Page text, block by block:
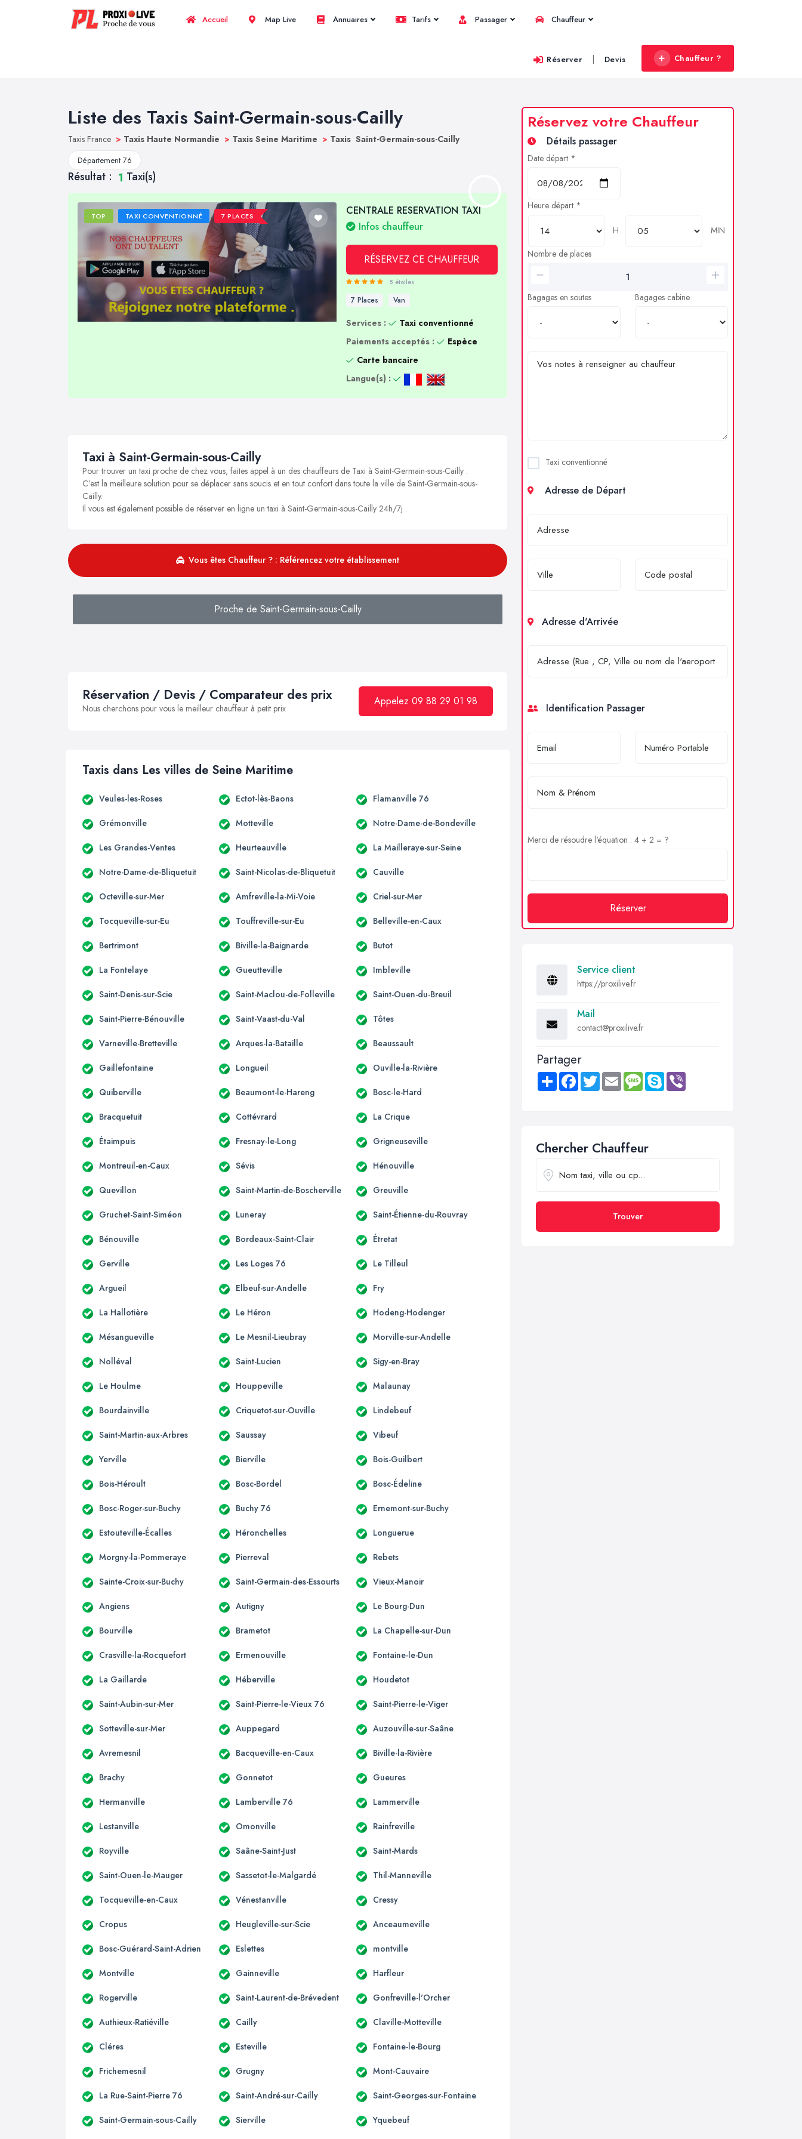
Accueil Map Live Annuaires Tarifs Passager Chauffeur
Réserver | Devis Chauffeur ?
Liste des Taxis Saint-Germain-sous-Cailly
Taxis France > Taxis Haute Normandie > Taxis Seine Maritime > Taxis Saint-Germain-sous-Cailly
Département 76
Résultat : 1 Taxi(s)
TOP TAXI CONVENTIONNÉ 7 PLACES
CENTRALE RESERVATION TAXI
Infos chauffeur
RÉSERVEZ CE CHAUFFEUR
5 étoiles
7 Places Van
Services :
Taxi conventionné
Paiements acceptés :
Espèce
Carte bancaire
Langue(s) :
Taxi à Saint-Germain-sous-Cailly
Pour trouver un taxi proche de chez vous, faites appel à un des chauffeurs de Taxi à Saint-Germain-sous-Cailly .
C’est la meilleure solution pour se déplacer sans soucis et en tout confort dans toute la ville de Saint-Germain-sous-
Cailly.
Il vous est également possible de réserver en ligne un taxi à Saint-Germain-sous-Cailly 24h/7j .
Vous êtes Chauffeur ? : Référencez votre établissement
Proche de Saint-Germain-sous-Cailly
Réservation / Devis / Comparateur des prix
Nous cherchons pour vous le meilleur chauffeur à petit prix
Appelez 09 88 29 01 98
Taxis dans Les villes de Seine Maritime
Veules-les-Roses Ectot-lès-Baons Flamanville 76
Grémonville Motteville Notre-Dame-de-Bondeville
Les Grandes-Ventes Heurteauville La Mailleraye-sur-Seine
Notre-Dame-de-Bliquetuit Saint-Nicolas-de-Bliquetuit Cauville
Octeville-sur-Mer Amfreville-la-Mi-Voie Criel-sur-Mer
Tocqueville-sur-Eu Touffreville-sur-Eu Belleville-en-Caux
Bertrimont Biville-la-Baignarde Butot
La Fontelaye Gueutteville Imbleville
Saint-Denis-sur-Scie Saint-Maclou-de-Folleville Saint-Ouen-du-Breuil
Saint-Pierre-Bénouville Saint-Vaast-du-Val Tôtes
Varneville-Bretteville Arques-la-Bataille Beaussault
Gaillefontaine Longueil Ouville-la-Rivière
Quiberville Beaumont-le-Hareng Bosc-le-Hard
Bracquetuit Cottévrard La Crique
Étaimpuis Fresnay-le-Long Grigneuseville
Montreuil-en-Caux Sévis Hénouville
Quevillon Saint-Martin-de-Boscherville Greuville
Gruchet-Saint-Siméon Luneray Saint-Étienne-du-Rouvray
Bénouville Bordeaux-Saint-Clair Étretat
Gerville Les Loges 76 Le Tilleul
Argueil Elbeuf-sur-Andelle Fry
La Hallotière Le Héron Hodeng-Hodenger
Mésangueville Le Mesnil-Lieubray Morville-sur-Andelle
Nolléval Saint-Lucien Sigy-en-Bray
Le Houlme Houppeville Malaunay
Bourdainville Criquetot-sur-Ouville Lindebeuf
Saint-Martin-aux-Arbres Saussay Vibeuf
Yerville Bierville Bois-Guilbert
Bois-Héroult Bosc-Bordel Bosc-Édeline
Bosc-Roger-sur-Buchy Buchy 76 Ernemont-sur-Buchy
Estouteville-Écalles Héronchelles Longuerue
Morgny-la-Pommeraye Pierreval Rebets
Sainte-Croix-sur-Buchy Saint-Germain-des-Essourts Vieux-Manoir
Angiens Autigny Le Bourg-Dun
Bourville Brametot La Chapelle-sur-Dun
Crasville-la-Rocquefort Ermenouville Fontaine-le-Dun
La Gaillarde Héberville Houdetot
Saint-Aubin-sur-Mer Saint-Pierre-le-Vieux 76 Saint-Pierre-le-Viger
Sotteville-sur-Mer Auppegard Auzouville-sur-Saâne
Avremesnil Bacqueville-en-Caux Biville-la-Rivière
Brachy Gonnetot Gueures
Hermanville Lamberville 76 Lammerville
Lestanville Omonville Rainfreville
Royville Saâne-Saint-Just Saint-Mards
Saint-Ouen-le-Mauger Sassetot-le-Malgardé Thil-Manneville
Tocqueville-en-Caux Vénestanville Cressy
Cropus Heugleville-sur-Scie Anceaumeville
Bosc-Guérard-Saint-Adrien Eslettes montville
Montville Gainneville Harfleur
Rogerville Saint-Laurent-de-Brévedent Gonfreville-l'Orcher
Authieux-Ratiéville Cailly Claville-Motteville
Cléres Esteville Fontaine-le-Bourg
Frichemesnil Grugny Mont-Cauvaire
La Rue-Saint-Pierre 76 Saint-André-sur-Cailly Saint-Georges-sur-Fontaine
Saint-Germain-sous-Cailly Sierville Yquebeuf
Réservez votre Chauffeur
Détails passager
Date départ *
Heure départ *
H
MIN
Nombre de places
Bagages en soutes Bagages cabine
Taxi conventionné
Adresse de Départ
Adresse d'Arrivée
Identification Passager
Merci de résoudre l'équation : 4 + 2 = ?
Réserver
Service client
https://proxilive.fr
Mail
contact@proxilive.fr
Partager
Share FacebookTwitter Email MessageSkype
Chercher Chauffeur
Trouver